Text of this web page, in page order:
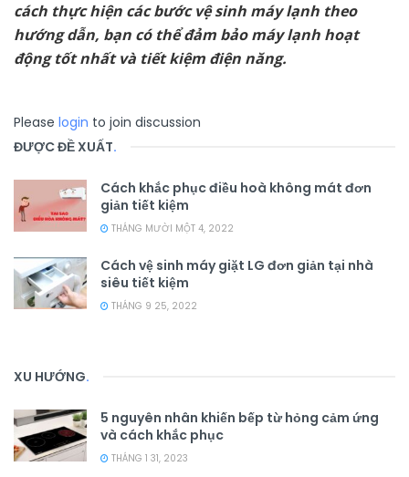
cách thực hiện các bước vệ sinh máy lạnh theo
hướng dẫn, bạn có thể đảm bảo máy lạnh hoạt
động tốt nhất và tiết kiệm điện năng.
Please login to join discussion
ĐƯỢC ĐỀ XUẤT.
Cách khắc phục điều hoà không mát đơn
giản tiết kiệm
THÁNG MƯỜI MỘT 4, 2022
Cách vệ sinh máy giặt LG đơn giản tại nhà
siêu tiết kiệm
THÁNG 9 25, 2022
XU HƯỚNG.
5 nguyên nhân khiến bếp từ hỏng cảm ứng
và cách khắc phục
THÁNG 1 31, 2023